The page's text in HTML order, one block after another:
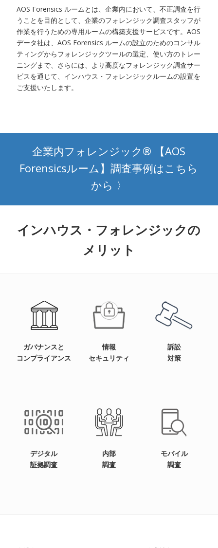
AOS Forensics ルームとは、企業内において、不正調査を行
うことを目的として、企業のフォレンジック調査スタッフが
作業を行うための専用ルームの構築支援サービスです。AOS
データ社は、AOS Forensics ルームの設立のためのコンサル
ティングからフォレンジックツールの選定、使い方のトレー
ニングまで、さらには、より高度なフォレンジック調査サー
ビスを通じて、インハウス・フォレンジックルームの設置を
ご支援いたします。
企業内フォレンジック® 【AOS
Forensicsルーム】調査事例はこちら
から 〉
インハウス・フォレンジックの
メリット
ガバナンスと
コンプライアンス
情報
セキュリティ
訴訟
対策
デジタル
証拠調査
内部
調査
モバイル
調査